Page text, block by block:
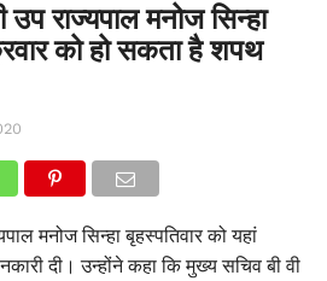
राज्यपाल मनोज सिन्हा
को हो सकता है शपथ
मनोज सिन्हा बृहस्पतिवार को यहां
दी। उन्होंने कहा कि मुख्य सचिव बी वी